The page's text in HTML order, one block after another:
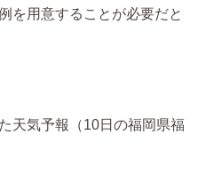
を用意することが必要だと
天気予報（10日の福岡県福